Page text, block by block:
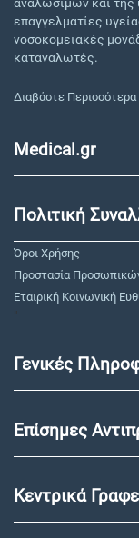
επαγγελματίες
νοσοκομειακές
καταναλωτές.
Διαβάστε Περισσότερα
Medical.gr
Πολιτική
Όροι Χρήσης
Προστασία
Εταιρική Κοινωνική
"
Γενικές
Επίσημες
Κεντρικά